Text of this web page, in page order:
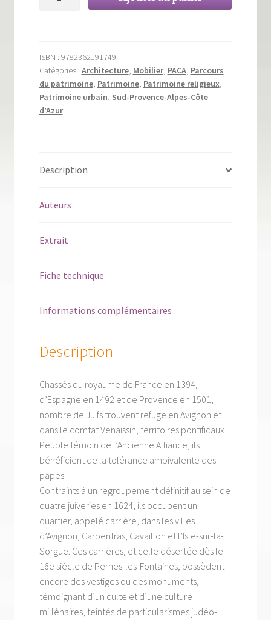
et
du
Comtat
ISBN : 9782362191749
Catégories : Architecture, Mobilier, PACA, Parcours
du patrimoine, Patrimoine, Patrimoine religieux,
Patrimoine urbain, Sud-Provence-Alpes-Côte
d’Azur
Description
Auteurs
Extrait
Fiche technique
Informations complémentaires
Description
Chassés du royaume de France en 1394,
d’Espagne en 1492 et de Provence en 1501,
nombre de Juifs trouvent refuge en Avignon et
dans le comtat Venaissin, territoires pontificaux.
Peuple témoin de l’Ancienne Alliance, ils
bénéficient de la tolérance ambivalente des
papes.
Contraints à un regroupement définitif au sein de
quatre juiveries en 1624, ils occupent un
quartier, appelé carrière, dans les villes
d’Avignon, Carpentras, Cavaillon et l’Isle-sur-la-
Sorgue. Ces carrières, et celle désertée dès le
16e siècle de Pernes-les-Fontaines, possèdent
encore des vestiges ou des monuments,
témoignant d’un culte et d’une culture
millénaires, teintés de particularismes judéo-